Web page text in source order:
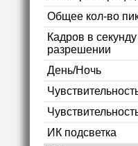
Общее кол-во
Кадров в
разрешении
День/Ночь
ИК подсветка